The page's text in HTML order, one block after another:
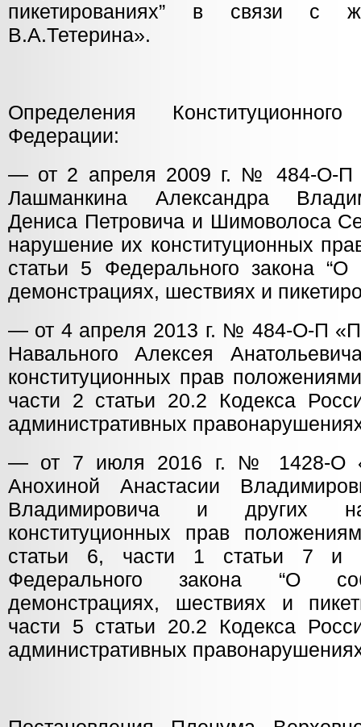
пикетированиях” в связи с
В.А.Тетерина».
Определения
Федерации:
— от 2 апреля 2009 г. № 484-О-П
Лашманкина Александра
Дениса Петровича и Шимоволоса
нарушение их конституционных
статьи 5 Федерального закона “О
демонстрациях, шествиях и
— от 4 апреля 2013 г. № 484-О-П
Навального Алексея
конституционных прав
части 2 статьи 20.2 Кодекса
административных
— от 7 июля 2016 г. № 1428-О
Анохиной Анастасии
Владимировича и других
конституционных прав
статьи 6, части 1 статьи 7 и
Федерального закона “О
демонстрациях, шествиях и
части 5 статьи 20.2 Кодекса
административных